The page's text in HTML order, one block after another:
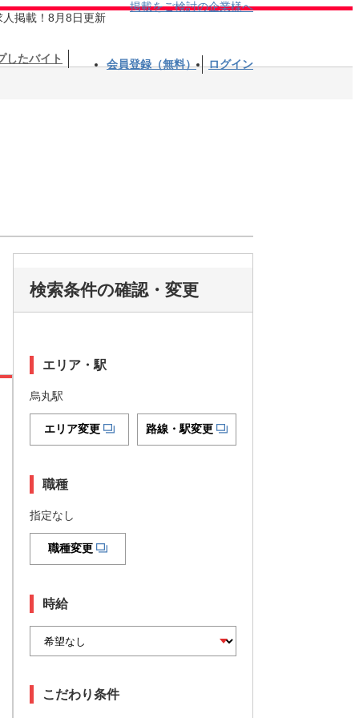
人掲載！8月8日更新
掲載をご検討の企業様へ
したバイト 会員登録（無料） ログイン
検索条件の確認・変更
エリア・駅
烏丸駅
エリア変更 路線・駅変更
職種
指定なし
職種変更
時給
こだわり条件